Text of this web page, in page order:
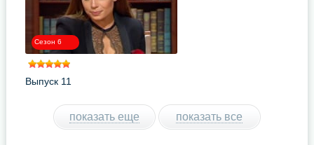
Сезон 6
Выпуск 11
показать еще показать все